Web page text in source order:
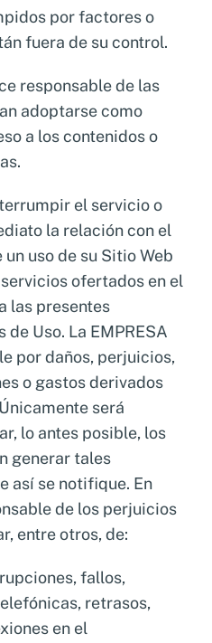
por factores o
fuera de su control.
responsable de las
adoptarse como
a los contenidos o
el servicio o
la relación con el
uso de su Sitio Web
ofertados en el
las presentes
Uso. La EMPRESA
por daños, perjuicios,
o gastos derivados
será
lo antes posible, los
generar tales
así se notifique. En
de los perjuicios
entre otros, de:
fallos,
retrasos,
en el